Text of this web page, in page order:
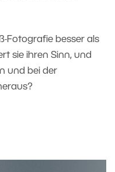
Fotografie besser als
sie ihren Sinn, und
und bei der